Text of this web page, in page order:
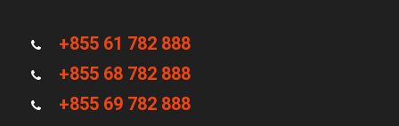
+855 61 782 888
+855 68 782 888
+855 69 782 888